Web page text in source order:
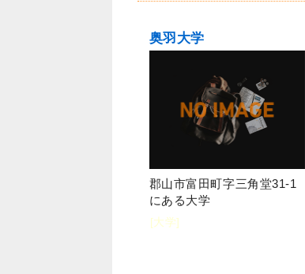
奥羽大学
郡山市富田町字三角堂31-1
にある大学
[大学]